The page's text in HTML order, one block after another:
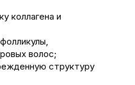
коллагена и
волос;
структуру